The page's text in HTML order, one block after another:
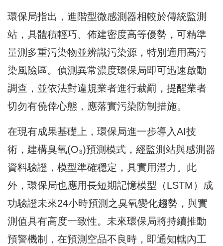
環保局指出，進階型微感測器相較於傳統監測
站，具體積輕巧、佈建密度高等優勢，可精準
量測多重污染物並辨識污染源，特別適用高污
染風險區。偵測異常濃度環保局即可迅速啟動
調查，並依法對違規業者進行裁罰，提醒業者
切勿有僥倖心態，應落實污染防制措施。
在現有成果基礎上，環保局進一步導入AI技
術，建構臭氧(O₃)預測模式，經監測站與感測器
資料驗證，模型準確穩定，具實用潛力。此
外，環保局也應用長短期記憶模型（LSTM）成
功驗證未來24小時預測之臭氧變化趨勢，與實
測值具有高度一致性。未來環保局將持續推動
預警機制，在預測空品不良時，即通知轄內工